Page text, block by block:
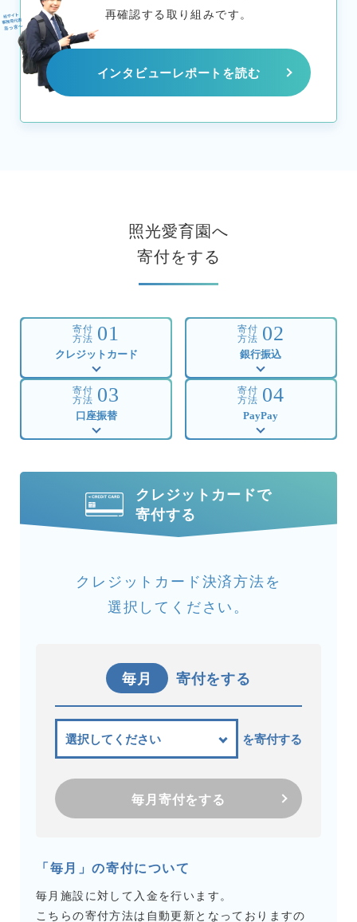
再確認する取り組みです。
インタビューレポートを読む
照光愛育園へ
寄付をする
寄付
方法 01
クレジットカード
寄付
方法 02
銀行振込
寄付
方法 03
口座振替
寄付
方法 04
PayPay
クレジットカードで
寄付する
クレジットカード決済方法を
選択してください。
毎月 寄付をする
を寄付する
毎月寄付をする
「毎月」の寄付について
毎月施設に対して入金を行います。
こちらの寄付方法は自動更新となっておりますの